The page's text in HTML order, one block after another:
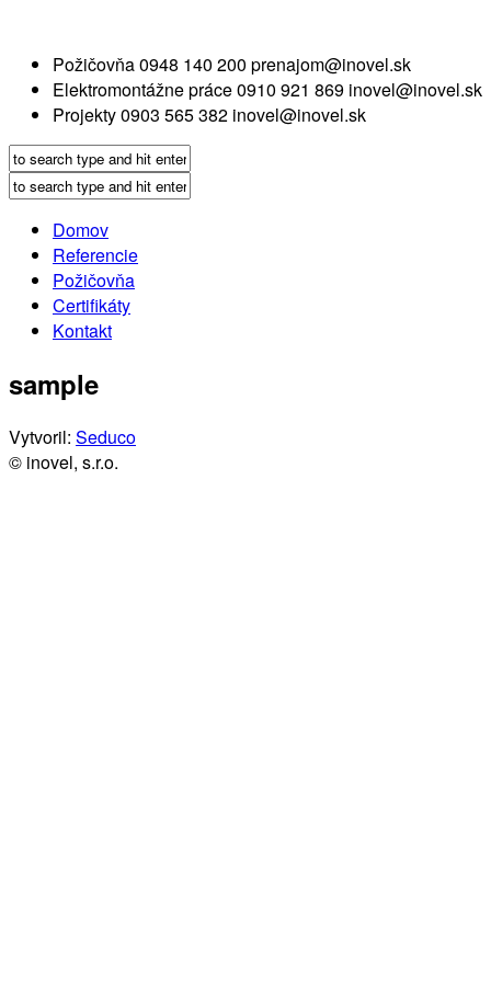
Požičovňa0948 140 200 prenajom@inovel.sk
Elektromontážne práce0910 921 869 inovel@inovel.sk
Projekty0903 565 382 inovel@inovel.sk
Domov
Referencie
Požičovňa
Certifikáty
Kontakt
sample
Vytvoril: Seduco
© inovel, s.r.o.